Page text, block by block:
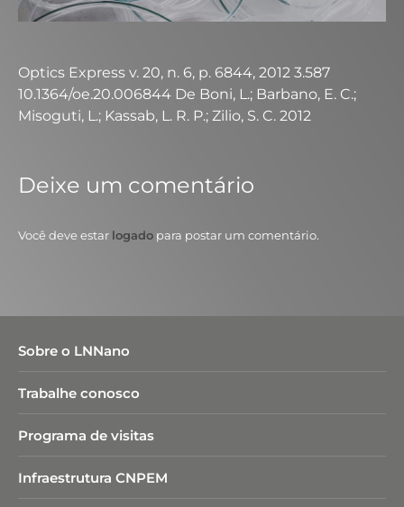
Optics Express v. 20, n. 6, p. 6844, 2012 3.587
10.1364/oe.20.006844 De Boni, L.; Barbano, E. C.;
Misoguti, L.; Kassab, L. R. P.; Zilio, S. C. 2012
Deixe um comentário
Você deve estar logado para postar um comentário.
Sobre o LNNano
Trabalhe conosco
Programa de visitas
Infraestrutura CNPEM